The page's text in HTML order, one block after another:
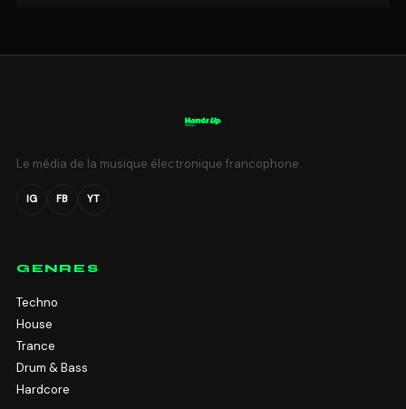
Le média de la musique électronique francophone.
IG FB YT
GENRES
Techno
House
Trance
Drum & Bass
Hardcore